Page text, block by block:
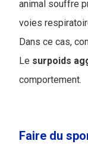
animal souffre
voies
Dans ce cas,
Le surpoids
comportement.
Faire du